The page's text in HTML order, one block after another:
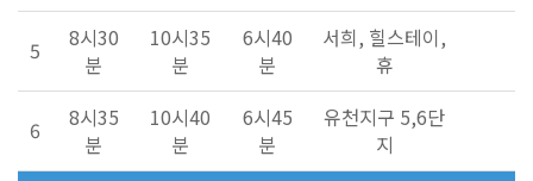
5
8시30
분
10시35
분
6시40
분
서희, 힐스테이,
휴
6
8시35
분
10시40
분
6시45
분
유천지구 5,6단
지